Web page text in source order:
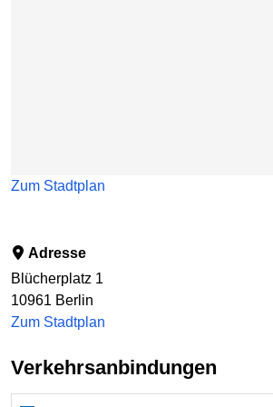
Zum Stadtplan
Adresse
Blücherplatz 1
10961 Berlin
Zum Stadtplan
Verkehrsanbindungen